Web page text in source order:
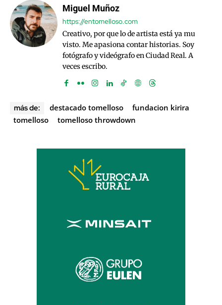
Miguel Muñoz
https://entomelloso.com
Creativo, por que lo de artista está ya mu
visto. Me apasiona contar historias. Soy
fotógrafo y videógrafo en Ciudad Real. A
veces escribo.
más de: destacado tomelloso
fundacion kirira
tomelloso
tomelloso throwdown